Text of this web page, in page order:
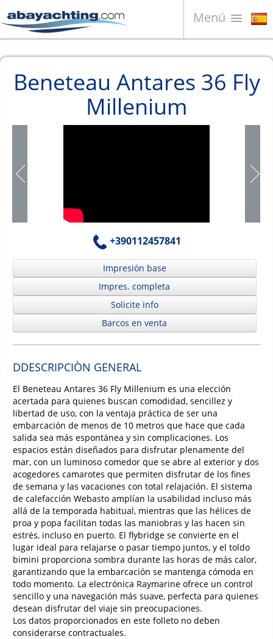
Menú
Barcos en venta
¿Quiénes somos?
Video
Beneteau Antares 36 Fly
Millenium
+390112457841
Impresión base
Impres. completa
Solicite info
Barcos en venta
DDESCRIPCIÒN GENERAL
El Beneteau Antares 36 Fly Millenium es una elección
acertada para quienes buscan comodidad, sencillez y
libertad de uso, con la ventaja práctica de ser una
embarcación de menos de 10 metros que hace que cada
salida sea más espontánea y sin complicaciones. Los
espacios están diseñados para disfrutar plenamente del
mar, con un luminoso comedor que se abre al exterior y dos
acogedores camarotes que permiten disfrutar de los fines
de semana y las vacaciones con total relajación. El sistema
de calefacción Webasto amplían la usabilidad incluso más
allá de la temporada habitual, mientras que las hélices de
proa y popa facilitan todas las maniobras y las hacen sin
estrés, incluso en puerto. El flybridge se convierte en el
lugar ideal para relajarse o pasar tiempo juntos, y el toldo
bimini proporciona sombra durante las horas de más calor,
garantizando que la embarcación se mantenga cómoda en
todo momento. La electrónica Raymarine ofrece un control
sencillo y una navegación más suave, perfecta para quienes
desean disfrutar del viaje sin preocupaciones.
Los datos proporcionados en este folleto no deben
considerarse contractuales.